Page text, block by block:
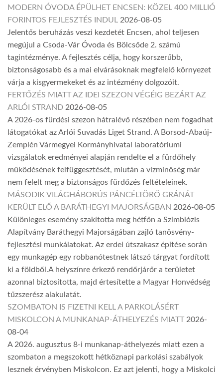
MODERN ÓVODA ÉPÜLHET ENCSEN: KÖZEL 400 MILLIÓ
FORINTOS FEJLESZTÉS INDUL 2026-08-05
Jelentős beruházás veszi kezdetét Encsen, ahol teljesen
megújul a Csoda-Vár Óvoda és Bölcsőde 2. számú
tagintézménye. A fejlesztés célja, hogy korszerűbb,
biztonságosabb és a mai elvárásoknak megfelelő környezet
várja a kisgyermekeket és az intézmény dolgozóit.
FERTŐZÉS MIATT AZ IDEI SZEZON VÉGÉIG BEZÁRT AZ
ARLÓI STRAND 2026-08-05
A 2026-os fürdési szezon hátralévő részében nem fogadhat
látogatókat az Arlói Suvadás Liget Strand. A Borsod-Abaúj-
Zemplén Vármegyei Kormányhivatal laboratóriumi
vizsgálatok eredményei alapján rendelte el a fürdőhely
működésének felfüggesztését, miután a vízminőség már
nem felelt meg a biztonságos fürdőzés feltételeinek.
MÁSODIK VILÁGHÁBORÚS PÁNCÉLTÖRŐ GRÁNÁT
KERÜLT ELŐ A BARÁTHEGYI MAJORSÁGBAN 2026-08-05
Különleges esemény szakította meg hétfőn a Szimbiózis
Alapítvány Baráthegyi Majorságában zajló tanösvény-
fejlesztési munkálatokat. Az erdei útszakasz építése során
egy munkagép egy robbanótestnek látszó tárgyat fordított
ki a földből.A helyszínre érkező rendőrjárőr a területet
azonnal biztosította, majd értesítette a Magyar Honvédség
tűzszerész alakulatát.
SZOMBATON IS FIZETNI KELL A PARKOLÁSÉRT
MISKOLCON A MUNKANAP-ÁTHELYEZÉS MIATT 2026-
08-04
A 2026. augusztus 8-i munkanap-áthelyezés miatt ezen a
szombaton a megszokott hétköznapi parkolási szabályok
lesznek érvényben Miskolcon. Ez azt jelenti, hogy a Miskolci